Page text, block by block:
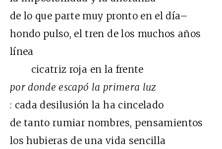
de lo que parte muy pronto en el día–
hondo pulso, el tren de los muchos años
línea
cicatriz roja en la frente
por donde escapó la primera luz
: cada desilusión la ha cincelado
de tanto rumiar nombres, pensamientos
los hubieras de una vida sencilla